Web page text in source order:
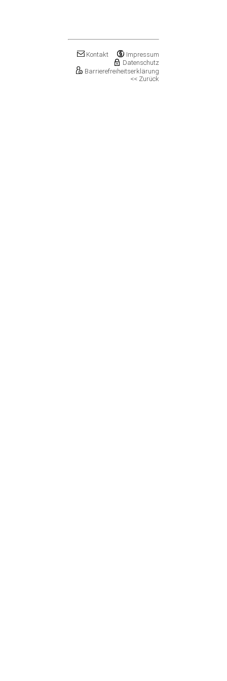
Kroppenstedt, Stadt
Landsberg, Stadt
Impressum
Kontakt
Datenschutz
Barrierefreiheitserklärung
<< Zurück